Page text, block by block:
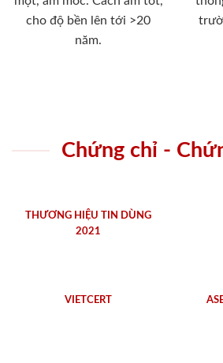
cho độ bền lên tới >20
năm.
Chứng chỉ -
THƯƠNG HIỆU TIN DÙNG
2021
VIETCERT